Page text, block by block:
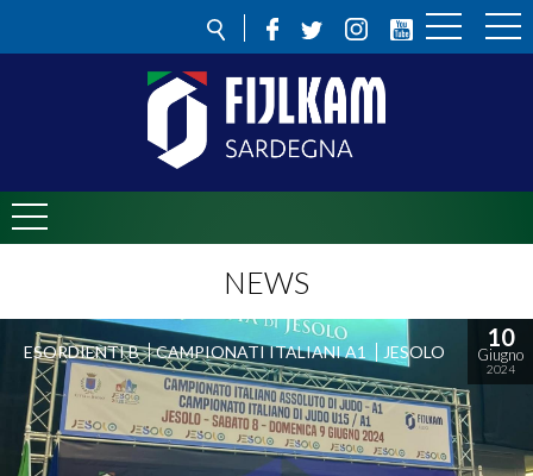
NEWS
10
Giugno
2024
ESORDIENTI B CAMPIONATI ITALIANI A1 JESOLO